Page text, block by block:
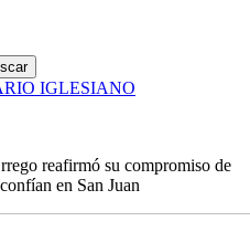
reafirmó su compromiso de
en San Juan